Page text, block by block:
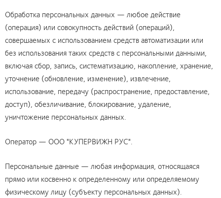
Обработка персональных данных — любое действие
(операция) или совокупность действий (операций),
совершаемых с использованием средств автоматизации или
без использования таких средств с персональными данными,
включая сбор, запись, систематизацию, накопление, хранение,
уточнение (обновление, изменение), извлечение,
использование, передачу (распространение, предоставление,
доступ), обезличивание, блокирование, удаление,
уничтожение персональных данных.
Оператор — ООО "КУПЕРВИЖН РУС".
Персональные данные — любая информация, относящаяся
прямо или косвенно к определенному или определяемому
физическому лицу (субъекту персональных данных).